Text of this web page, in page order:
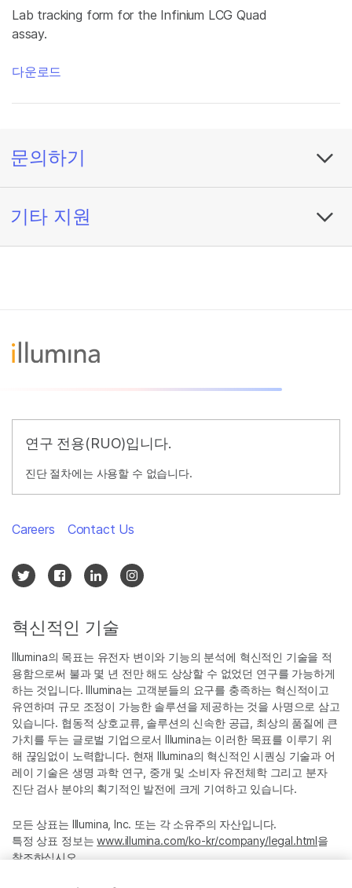
Lab tracking form for the Infinium LCG Quad
assay.
다운로드
문의하기
기타 지원
연구 전용(RUO)입니다.
진단 절차에는 사용할 수 없습니다.
혁신적인 기술
Illumina의 목표는 유전자 변이와 기능의 분석에 혁신적인 기술을 적
용함으로써 불과 몇 년 전만 해도 상상할 수 없었던 연구를 가능하게
하는 것입니다. Illumina는 고객분들의 요구를 충족하는 혁신적이고
유연하며 규모 조정이 가능한 솔루션을 제공하는 것을 사명으로 삼고
있습니다. 협동적 상호교류, 솔루션의 신속한 공급, 최상의 품질에 큰
가치를 두는 글로벌 기업으로서 Illumina는 이러한 목표를 이루기 위
해 끊임없이 노력합니다. 현재 Illumina의 혁신적인 시퀀싱 기술과 어
레이 기술은 생명 과학 연구, 중개 및 소비자 유전체학 그리고 분자
진단 검사 분야의 획기적인 발전에 크게 기여하고 있습니다.
모든 상표는 Illumina, Inc. 또는 각 소유주의 자산입니다.
특정 상표 정보는www.illumina.com/ko-kr/company/legal.html을
참조하십시오.
Careers Contact Us